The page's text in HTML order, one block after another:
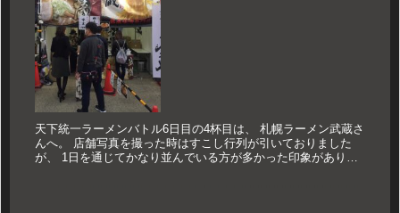
天下統一ラーメンバトル6日目の4杯目は、 札幌ラーメン武蔵さ
んへ。 店舗写真を撮った時はすこし行列が引いておりました
が、 1日を通じてかなり並んでいる方が多かった印象がありま